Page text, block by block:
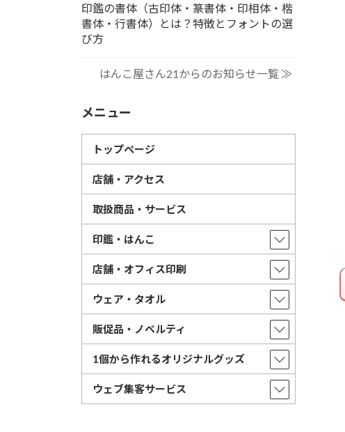
印鑑の書体（古印体・篆書体・印相体・楷
書体・行書体）とは？特徴とフォントの選
び方
はんこ屋さん21からのお知らせ一覧 ≫
メニュー
トップページ
店舗・アクセス
取扱商品・サービス
印鑑・はんこ
店舗・オフィス印刷
ウェア・タオル
販促品・ノベルティ
1個から作れるオリジナルグッズ
ウェブ集客サービス